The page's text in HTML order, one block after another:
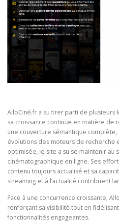
AlloCiné.fr a su tirer parti de
sa croissance continue en matière de
une couverture sémantique
évolutions des moteurs de recherche
optimisée, le site a su se maintenir au
cinématographique en ligne. Ses
contenu toujours actualisé et sa
streaming et à l’actualité contribuent
Face à une concurrence croissante,
renforçant sa visibilité tout en
fonctionnalités engageantes.